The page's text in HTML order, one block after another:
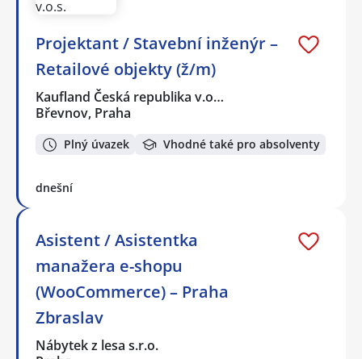
Projektant / Stavební inženýr –
Retailové objekty (ž/m)
Kaufland Česká republika v.o…
Břevnov, Praha
Plný úvazek Vhodné také pro absolventy
dnešní
Asistent / Asistentka
manažera e-shopu
(WooCommerce) – Praha
Zbraslav
Nábytek z lesa s.r.o.